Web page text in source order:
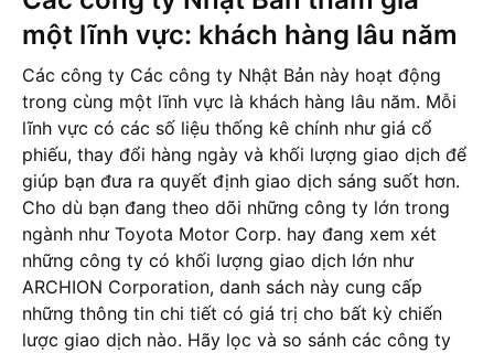
một lĩnh vực: khách hàng lâu năm
Các công ty Các công ty Nhật Bản này hoạt động
trong cùng một lĩnh vực là khách hàng lâu năm. Mỗi
lĩnh vực có các số liệu thống kê chính như giá cổ
phiếu, thay đổi hàng ngày và khối lượng giao dịch để
giúp bạn đưa ra quyết định giao dịch sáng suốt hơn.
Cho dù bạn đang theo dõi những công ty lớn trong
ngành như Toyota Motor Corp. hay đang xem xét
những công ty có khối lượng giao dịch lớn như
ARCHION Corporation, danh sách này cung cấp
những thông tin chi tiết có giá trị cho bất kỳ chiến
lược giao dịch nào. Hãy lọc và so sánh các công ty